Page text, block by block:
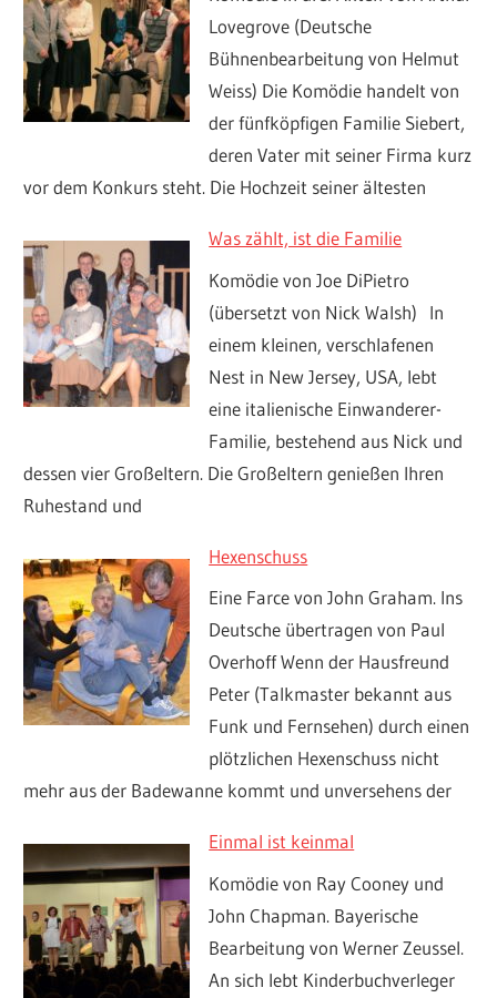
Lovegrove (Deutsche
Bühnenbearbeitung von Helmut
Weiss) Die Komödie handelt von
der fünfköpfigen Familie Siebert,
deren Vater mit seiner Firma kurz
vor dem Konkurs steht. Die Hochzeit seiner ältesten
Was zählt, ist die Familie
Komödie von Joe DiPietro
(übersetzt von Nick Walsh) In
einem kleinen, verschlafenen
Nest in New Jersey, USA, lebt
eine italienische Einwanderer-
Familie, bestehend aus Nick und
dessen vier Großeltern. Die Großeltern genießen Ihren
Ruhestand und
Hexenschuss
Eine Farce von John Graham. Ins
Deutsche übertragen von Paul
Overhoff Wenn der Hausfreund
Peter (Talkmaster bekannt aus
Funk und Fernsehen) durch einen
plötzlichen Hexenschuss nicht
mehr aus der Badewanne kommt und unversehens der
Einmal ist keinmal
Komödie von Ray Cooney und
John Chapman. Bayerische
Bearbeitung von Werner Zeussel.
An sich lebt Kinderbuchverleger